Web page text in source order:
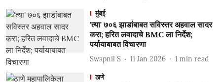
मुंबई
'त्या' ७०६ झाडांबाबत सविस्तर अहवाल सादर
करा; हरित लवादाचे BMC ला निर्देश;
पर्यायाबाबत विचारणा
Swapnil S 11 Jan 2026 1 min read
ठाणे